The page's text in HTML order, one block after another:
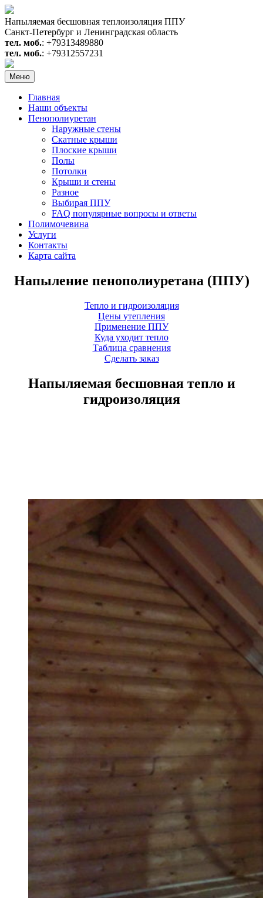
Перейти
к
содержимому
Напыляемая бесшовная теплоизоляция ППУ
Санкт-Петербург и Ленинградская область
тел. моб.: +79313489880
тел. моб.: +79312557231
Меню
Главная
Наши объекты
Пенополиуретан
Наружные стены
Скатные крыши
Плоские крыши
Полы
Потолки
Крыши и стены
Разное
Выбирая ППУ
FAQ популярные вопросы и ответы
Полимочевина
Услуги
Контакты
Карта сайта
Напыление пенополиуретана (ППУ)
Тепло и гидроизоляция
Цены утепления
Применение ППУ
Куда уходит тепло
Таблица сравнения
Сделать заказ
Напыляемая бесшовная тепло и
гидроизоляция